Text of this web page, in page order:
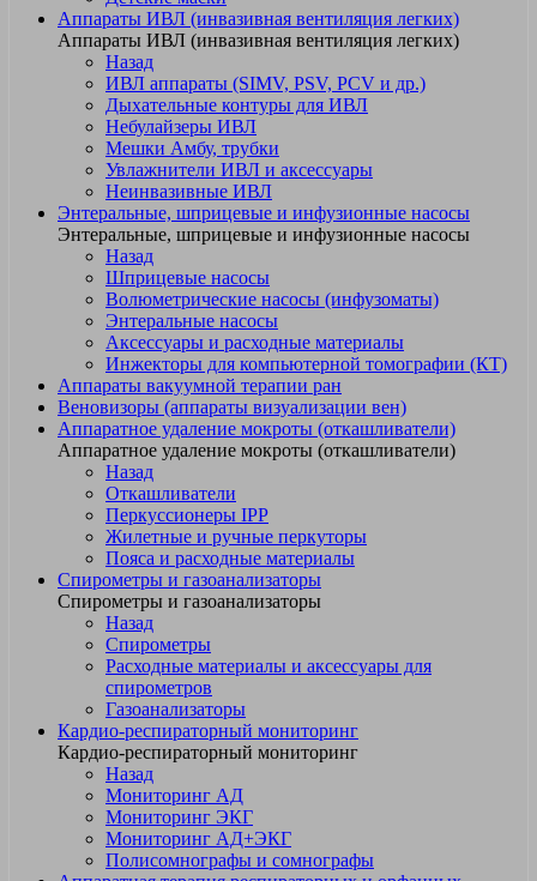
Аппараты ИВЛ (инвазивная вентиляция легких)
Аппараты ИВЛ (инвазивная вентиляция легких)
Назад
ИВЛ аппараты (SIMV, PSV, PCV и др.)
Дыхательные контуры для ИВЛ
Небулайзеры ИВЛ
Мешки Амбу, трубки
Увлажнители ИВЛ и аксессуары
Неинвазивные ИВЛ
Энтеральные, шприцевые и инфузионные насосы
Энтеральные, шприцевые и инфузионные насосы
Назад
Шприцевые насосы
Волюметрические насосы (инфузоматы)
Энтеральные насосы
Аксессуары и расходные материалы
Инжекторы для компьютерной томографии (КТ)
Аппараты вакуумной терапии ран
Веновизоры (аппараты визуализации вен)
Аппаратное удаление мокроты (откашливатели)
Аппаратное удаление мокроты (откашливатели)
Назад
Откашливатели
Перкуссионеры IPP
Жилетные и ручные перкуторы
Пояса и расходные материалы
Спирометры и газоанализаторы
Спирометры и газоанализаторы
Назад
Спирометры
Расходные материалы и аксессуары для
спирометров
Газоанализаторы
Кардио-респираторный мониторинг
Кардио-респираторный мониторинг
Назад
Мониторинг АД
Мониторинг ЭКГ
Мониторинг АД+ЭКГ
Полисомнографы и сомнографы